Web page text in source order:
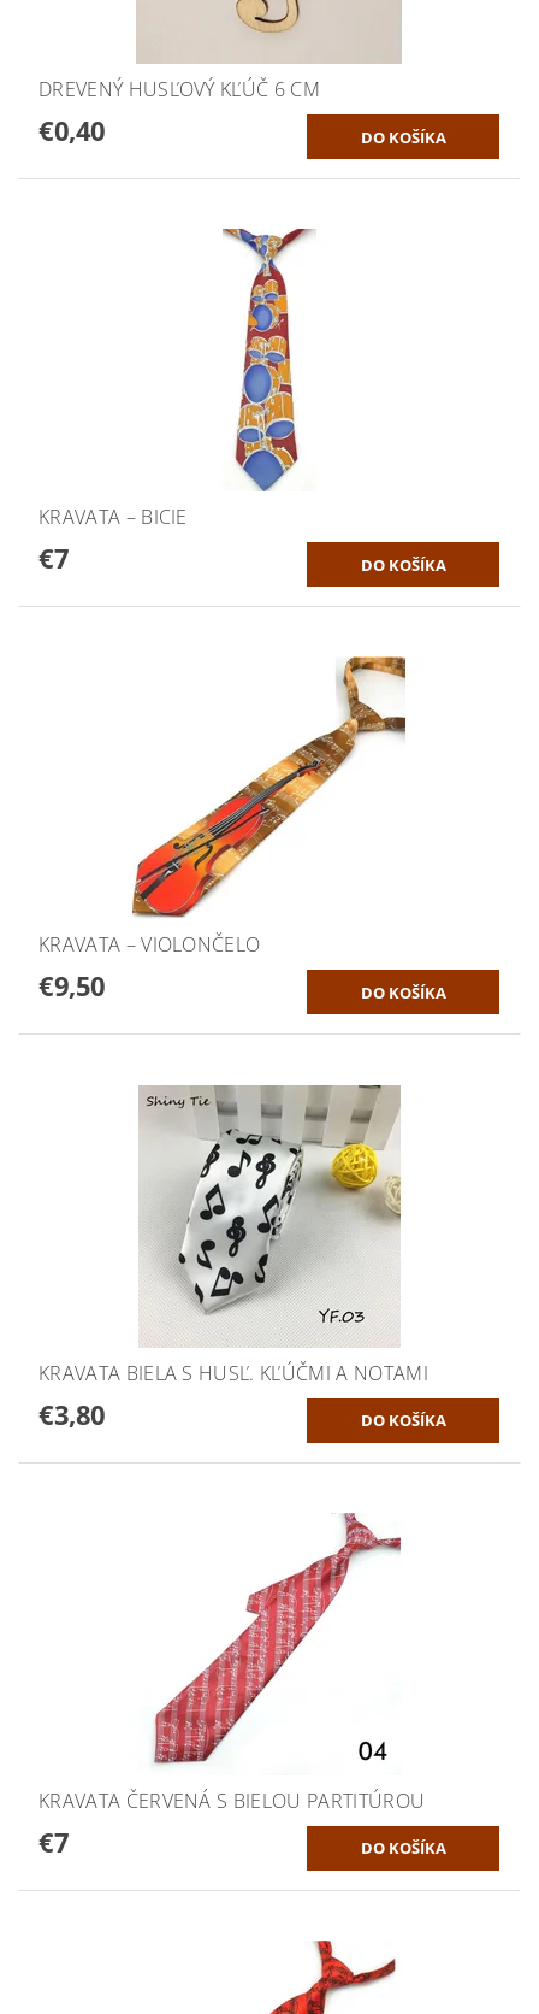
DREVENÝ HUSĽOVÝ KĽÚČ 6 CM
€0,40
KRAVATA – BICIE
€7
KRAVATA – VIOLONČELO
€9,50
KRAVATA BIELA S HUSĽ. KĽÚČMI A NOTAMI
€3,80
KRAVATA ČERVENÁ S BIELOU PARTITÚROU
€7